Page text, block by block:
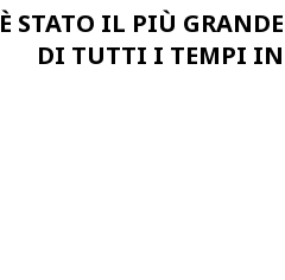
È STATO IL PIÙ GRANDE
DI TUTTI I TEMPI IN